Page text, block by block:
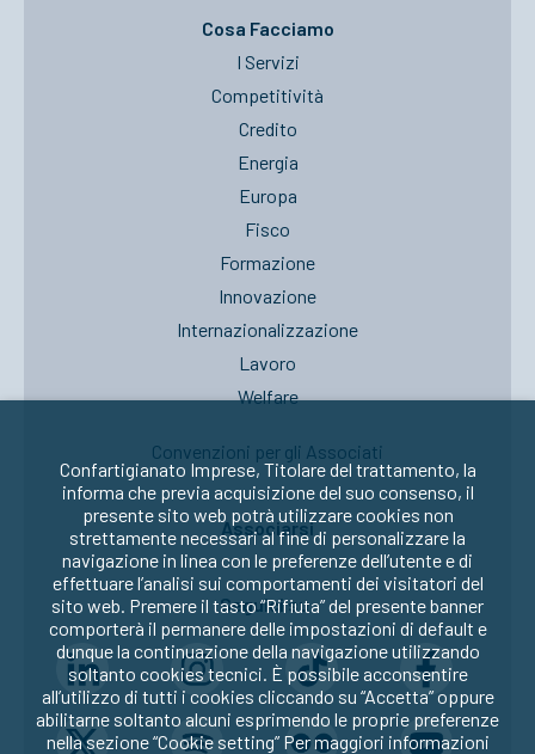
Cosa Facciamo
I Servizi
Competitività
Credito
Energia
Europa
Fisco
Formazione
Innovazione
Internazionalizzazione
Lavoro
Welfare
Convenzioni per gli Associati
Associarsi
Seguici su:
Confartigianato Imprese, Titolare del trattamento, la
informa che previa acquisizione del suo consenso, il
presente sito web potrà utilizzare cookies non
strettamente necessari al fine di personalizzare la
navigazione in linea con le preferenze dell’utente e di
effettuare l’analisi sui comportamenti dei visitatori del
sito web. Premere il tasto “Rifiuta” del presente banner
comporterà il permanere delle impostazioni di default e
dunque la continuazione della navigazione utilizzando
soltanto cookies tecnici. È possibile acconsentire
all’utilizzo di tutti i cookies cliccando su “Accetta” oppure
abilitarne soltanto alcuni esprimendo le proprie preferenze
nella sezione “Cookie setting” Per maggiori informazioni